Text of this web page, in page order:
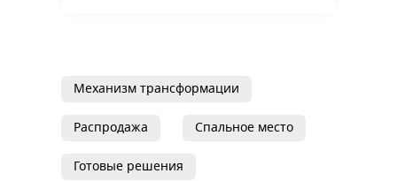
Механизм трансформации
Распродажа Спальное место
Готовые решения